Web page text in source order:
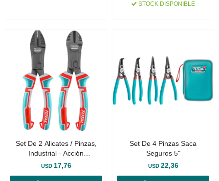
STOCK DISPONIBLE
Set De 2 Alicates / Pinzas,
Industrial - Acción
Compuesta
USD 17,76
Set De 4 Pinzas Saca
Seguros 5"
USD 22,36